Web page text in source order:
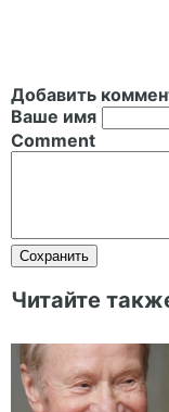
Добавить
Ваше имя
Comment
Читайте